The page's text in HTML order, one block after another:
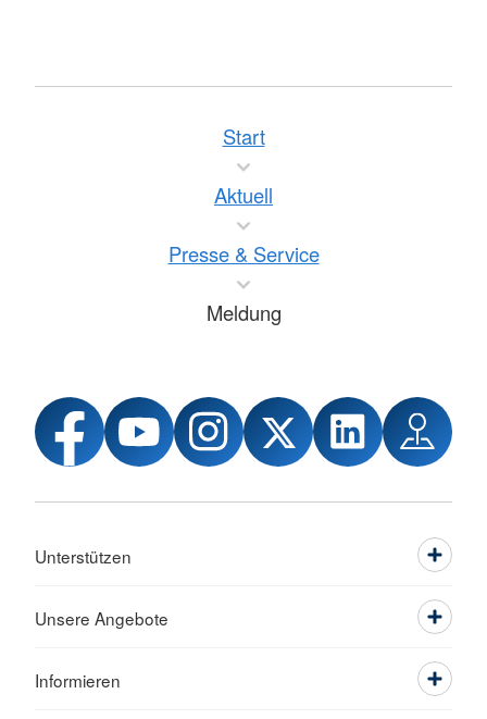
Start
Aktuell
Presse & Service
Meldung
Unterstützen
Unsere Angebote
Informieren